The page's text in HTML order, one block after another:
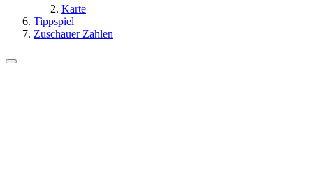
Karte
Tippspiel
Zuschauer Zahlen